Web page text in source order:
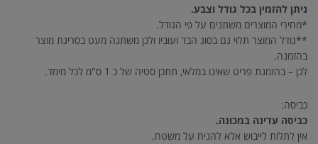
ניתן להזמין בכל גודל וצבע.
*מחירי המוצרים משתנים על פי הגודל.
**גודל המוצר תלוי גם בסוג הבד ועוביו ולכן משתנה מעט בסריגת מוצר
בהזמנה.
לכן – בהזמנת פריט שאינו במלאי, תתכן סטיה של כ 1 ס"מ לכל מימד.
כביסה:
כביסה עדינה במכונה.
אין לתלות לייבוש אלא להניח על משטח.